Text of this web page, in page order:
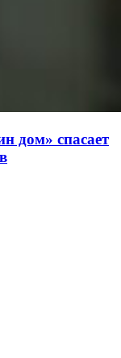
дом» спасает